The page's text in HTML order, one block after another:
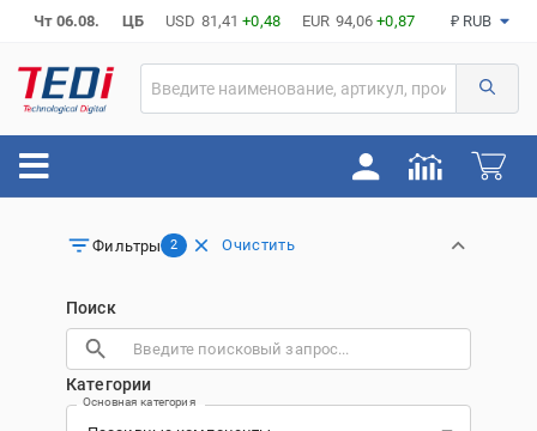
Чт 06.08. ЦБ USD 81,41 +0,48 EUR 94,06 +0,87 ₽ RUB
Фильтры 2 Очистить
Поиск
Категории
Основная категория